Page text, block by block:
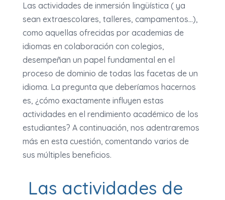
Las actividades de inmersión lingüística ( ya
sean extraescolares, talleres, campamentos…),
como aquellas ofrecidas por academias de
idiomas en colaboración con colegios,
desempeñan un papel fundamental en el
proceso de dominio de todas las facetas de un
idioma. La pregunta que deberíamos hacernos
es, ¿cómo exactamente influyen estas
actividades en el rendimiento académico de los
estudiantes? A continuación, nos adentraremos
más en esta cuestión, comentando varios de
sus múltiples beneficios.
Las actividades de